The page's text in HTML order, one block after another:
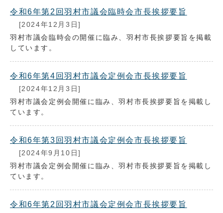
令和6年第2回羽村市議会臨時会市長挨拶要旨
[2024年12月3日]
羽村市議会臨時会の開催に臨み、羽村市長挨拶要旨を掲載
しています。
令和6年第4回羽村市議会定例会市長挨拶要旨
[2024年12月3日]
羽村市議会定例会開催に臨み、羽村市長挨拶要旨を掲載し
ています。
令和6年第3回羽村市議会定例会市長挨拶要旨
[2024年9月10日]
羽村市議会定例会開催に臨み、羽村市長挨拶要旨を掲載し
ています。
令和6年第2回羽村市議会定例会市長挨拶要旨